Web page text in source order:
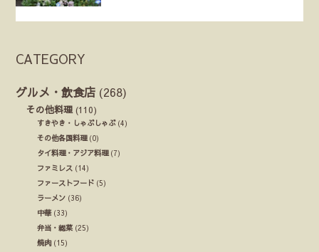
CATEGORY
グルメ・飲食店 (268)
その他料理 (110)
すきやき・しゃぶしゃぶ(4)
その他各国料理(0)
タイ料理・アジア料理(7)
ファミレス (14)
ファーストフード (5)
ラーメン (36)
中華(33)
弁当・総菜 (25)
焼肉 (15)